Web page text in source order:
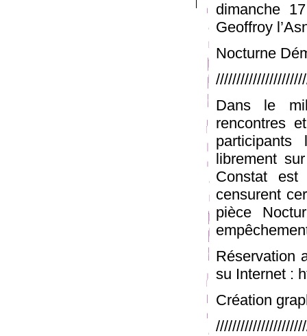
dimanche
Geoffroy
Nocturne
Dans le
rencontres
participants
librement
Constat
censurent
pièce
Réservation
su Internet :
Création